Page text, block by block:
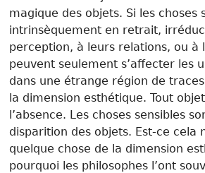
magique des objets. Si les choses
intrinsèquement en retrait,
perception, à leurs relations, ou à
peuvent seulement s’affecter les
dans une étrange région de
la dimension esthétique. Tout
l’absence. Les choses sensibles
disparition des objets. Est-ce cela
quelque chose de la dimension
pourquoi les philosophes l’ont